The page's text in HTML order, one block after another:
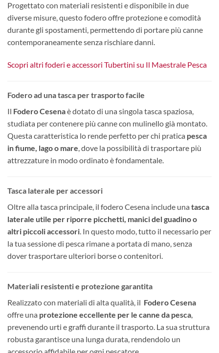
Progettato con materiali resistenti e disponibile in due
diverse misure, questo fodero offre protezione e comodità
durante gli spostamenti, permettendo di portare più canne
contemporaneamente senza rischiare danni.
Scopri altri foderi e accessori Tubertini su Il Maestrale Pesca
Fodero ad una tasca per trasporto facile
Il Fodero Cesenaè dotato di una singola tasca spaziosa,
studiata per contenere più canne con mulinello già montato.
Questa caratteristica lo rende perfetto per chi pratica pesca
in fiume, lago o mare, dove la possibilità di trasportare più
attrezzature in modo ordinato è fondamentale.
Tasca laterale per accessori
Oltre alla tasca principale, il fodero Cesena include una tasca
laterale utile per riporre picchetti, manici del guadino o
altri piccoli accessori. In questo modo, tutto il necessario per
la tua sessione di pesca rimane a portata di mano, senza
dover trasportare ulteriori borse o contenitori.
Materiali resistenti e protezione garantita
Realizzato con materiali di alta qualità, il Fodero Cesena
offre una protezione eccellente per le canne da pesca
prevenendo urti e graffi durante il trasporto. La sua struttura
robusta garantisce una lunga durata, rendendolo un
accessorio affidabile per ogni pescatore.